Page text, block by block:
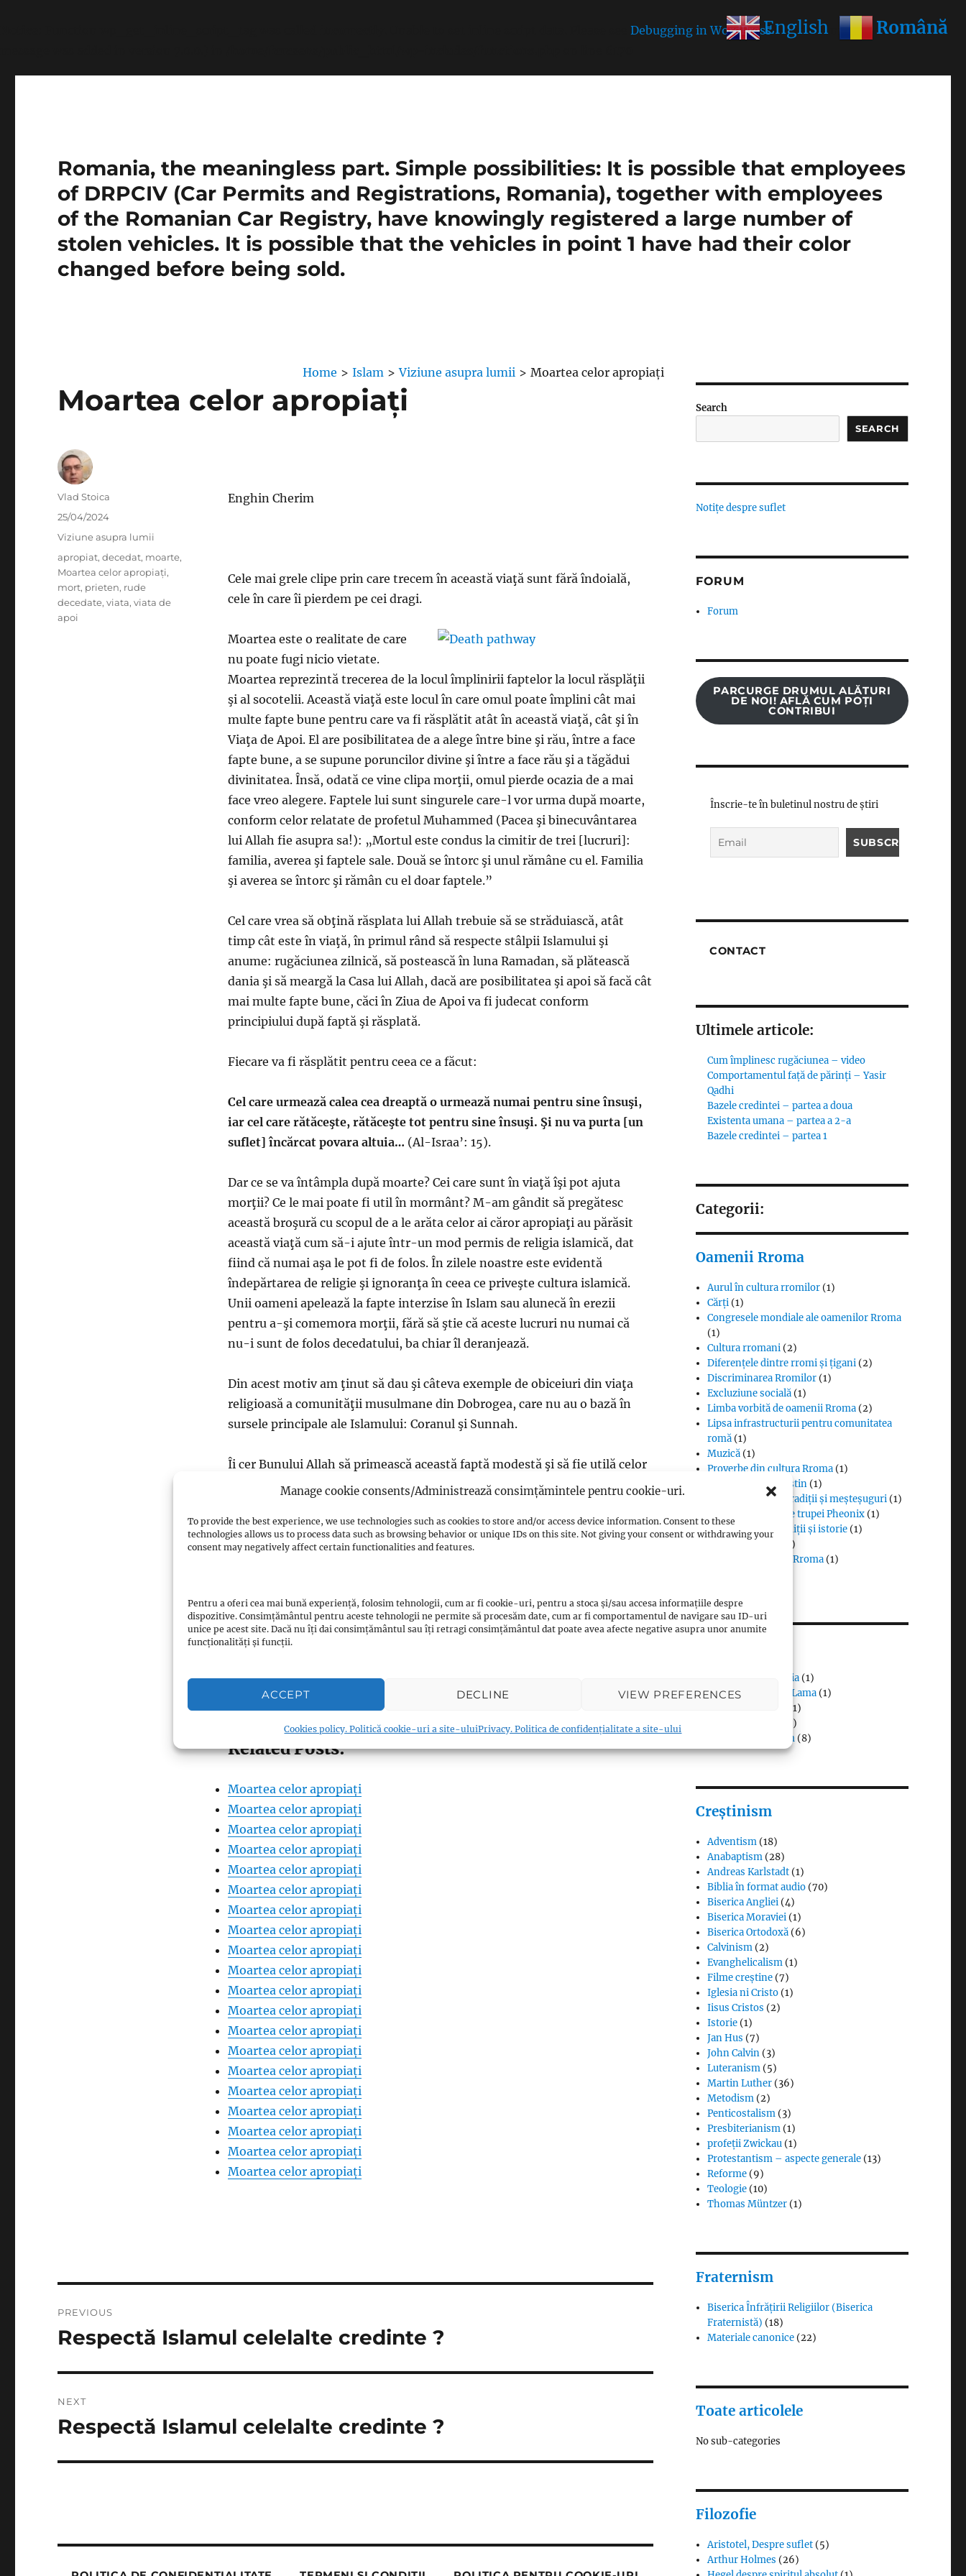
Manage cookie consents/Administrează consimțămintele pentru cookie-uri.
To provide the best experience, we use technologies such as cookies to store and/or access device information. Consent to these
technologies allows us to process data such as browsing behavior or unique IDs on this site. Not giving your consent or withdrawing your
consent may negatively affect certain functionalities and features.
Pentru a oferi cea mai bună experiență, folosim tehnologii, cum ar fi cookie-uri, pentru a stoca și/sau accesa informațiile despre
dispozitive. Consimțământul pentru aceste tehnologii ne permite să procesăm date, cum ar fi comportamentul de navigare sau ID-uri
unice pe acest site. Dacă nu îți dai consimțământul sau îți retragi consimțământul dat poate avea afecte negative asupra unor anumite
funcționalități și funcții.
ACCEPT DECLINE VIEW PREFERENCES
Cookies policy. Politică cookie-uri a site-uluiPrivacy. Politica de confidențialitate a site-ului
Debugging in WordPressfor more information. (This
Romania, the meaningless part. Simple possibilities: It is possible that employees
of DRPCIV (Car Permits and Registrations, Romania), together with employees
of the Romanian Car Registry, have knowingly registered a large number of
stolen vehicles. It is possible that the vehicles in point 1 have had their color
changed before being sold.
Home > Islam > Viziune asupra lumii > Moartea celor apropiați
Moartea celor apropiați
Enghin Cherim
Cele mai grele clipe prin care trecem în această viaţă sunt fără îndoială,
cele în care îi pierdem pe cei dragi.
Moartea este o realitate de care
nu poate fugi nicio vietate.
Moartea reprezintă trecerea de la locul împlinirii faptelor la locul răsplăţii
şi al socotelii. Această viaţă este locul în care omul poate împlini cât mai
multe fapte bune pentru care va fi răsplătit atât în această viaţă, cât şi în
Viaţa de Apoi. El are posibilitatea de a alege între bine şi rău, între a face
fapte bune, a se supune poruncilor divine şi între a face rău şi a tăgădui
divinitatea. Însă, odată ce vine clipa morţii, omul pierde ocazia de a mai
face vreo alegere. Faptele lui sunt singurele care-l vor urma după moarte,
conform celor relatate de profetul Muhammed (Pacea şi binecuvântarea
lui Allah fie asupra sa!): „Mortul este condus la cimitir de trei [lucruri]:
familia, averea şi faptele sale. Două se întorc şi unul rămâne cu el. Familia
şi averea se întorc şi rămân cu el doar faptele.”
Cel care vrea să obţină răsplata lui Allah trebuie să se străduiască, atât
timp cât este în viaţă, în primul rând să respecte stâlpii Islamului şi
anume: rugăciunea zilnică, să postească în luna Ramadan, să plătească
dania şi să meargă la Casa lui Allah, dacă are posibilitatea şi apoi să facă cât
mai multe fapte bune, căci în Ziua de Apoi va fi judecat conform
principiului după faptă şi răsplată.
Fiecare va fi răsplătit pentru ceea ce a făcut:
Cel care urmează calea cea dreaptă o urmează numai pentru sine însuşi,
iar cel care rătăceşte, rătăceşte tot pentru sine însuşi. Şi nu va purta [un
suflet] încărcat povara altuia… (Al-Israa’: 15).
Dar ce se va întâmpla după moarte? Cei care sunt în viaţă îşi pot ajuta
morţii? Ce le mai poate fi util în mormânt? M-am gândit să pregătesc
această broşură cu scopul de a le arăta celor ai căror apropiaţi au părăsit
această viaţă cum să-i ajute într-un mod permis de religia islamică, dat
fiind că numai aşa le pot fi de folos. În zilele noastre este evidentă
îndepărtarea de religie şi ignoranţa în ceea ce priveşte cultura islamică.
Unii oameni apelează la fapte interzise în Islam sau alunecă în erezii
pentru a-şi comemora morţii, fără să ştie că aceste lucruri nu numai că
nu-i sunt de folos decedatului, ba chiar îl deranjează.
Din acest motiv am ţinut să dau şi câteva exemple de obiceiuri din viaţa
religioasă a comunităţii musulmane din Dobrogea, care nu au o bază în
sursele principale ale Islamului: Coranul şi Sunnah.
Îi cer Bunului Allah să primească această faptă modestă şi să fie utilă celor
care o vor citi.
Views: 0
Facebook
Email
Shares
Related Posts:
Moartea celor apropiați
Moartea celor apropiați
Moartea celor apropiați
Moartea celor apropiați
Moartea celor apropiați
Moartea celor apropiați
Moartea celor apropiați
Moartea celor apropiați
Moartea celor apropiați
Moartea celor apropiați
Moartea celor apropiați
Moartea celor apropiați
Moartea celor apropiați
Moartea celor apropiați
Moartea celor apropiați
Moartea celor apropiați
Moartea celor apropiați
Moartea celor apropiați
Moartea celor apropiați
Moartea celor apropiați
Author
Vlad Stoica
Posted
on
25/04/2024
Categories
Viziune asupra lumii
Tags
apropiat,decedat, moarte,
Moartea celor apropiați,
mort, prieten, rude
decedate,viata,viata de
apoi
navigation
PREVIOUS
Previous
Respectă Islamul celelalte credinte ?
NEXT
Next
Respectă Islamul celelalte credinte ?
Search
SEARCH
Notițe despre suflet
FORUM
Forum
PARCURGE DRUMUL ALĂTURI
DE NOI! AFLĂ CUM POȚI
CONTRIBUI
Înscrie-te în buletinul nostru de știri
CONTACT
Ultimele articole:
Cum împlinesc rugăciunea – video
Comportamentul față de părinți – Yasir
Qadhi
Bazele credintei – partea a doua
Existenta umana – partea a 2-a
Bazele credintei – partea 1
Categorii:
Oamenii Rroma
Aurul în cultura rromilor (1)
Cărți (1)
Congresele mondiale ale oamenilor Rroma
(1)
Cultura rromani (2)
Diferențele dintre rromi și țigani (2)
Discriminarea Rromilor (1)
Excluziune socială (1)
Limba vorbită de oamenii Rroma (2)
Lipsa infrastructurii pentru comunitatea
romă (1)
Muzică (1)
Proverbe din cultura Rroma (1)
Romii și cultul creștin (1)
Rromii căldărari: tradiții și meșteșuguri (1)
Rromii în melodiile trupei Pheonix (1)
Rromii slătari: tradiții și istorie (1)
(1)
Steagul oamenilor Rroma (1)
Budismul în Japonia (1)
Interviuri cu Dalai Lama (1)
(1)
(1)
Termeni în budism (8)
Creștinism
Adventism (18)
Anabaptism (28)
Andreas Karlstadt (1)
Biblia în format audio (70)
Biserica Angliei (4)
Biserica Moraviei (1)
Biserica Ortodoxă (6)
Calvinism (2)
Evanghelicalism (1)
Filme creștine (7)
Iglesia ni Cristo (1)
Iisus Cristos (2)
Istorie (1)
Jan Hus (7)
John Calvin (3)
Luteranism (5)
Martin Luther (36)
Metodism (2)
Penticostalism (3)
Presbiterianism (1)
profeții Zwickau (1)
Protestantism – aspecte generale (13)
Reforme (9)
Teologie (10)
Thomas Müntzer (1)
Fraternism
Biserica Înfrățirii Religiilor (Biserica
Fraternistă) (18)
Materiale canonice (22)
Toate articolele
No sub-categories
Filozofie
Aristotel, Despre suflet (5)
Arthur Holmes (26)
English Română